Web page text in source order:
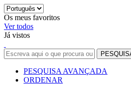
Os meus favoritos
Ver todos
Já vistos
PESQUISA AVANÇADA
ORDENAR